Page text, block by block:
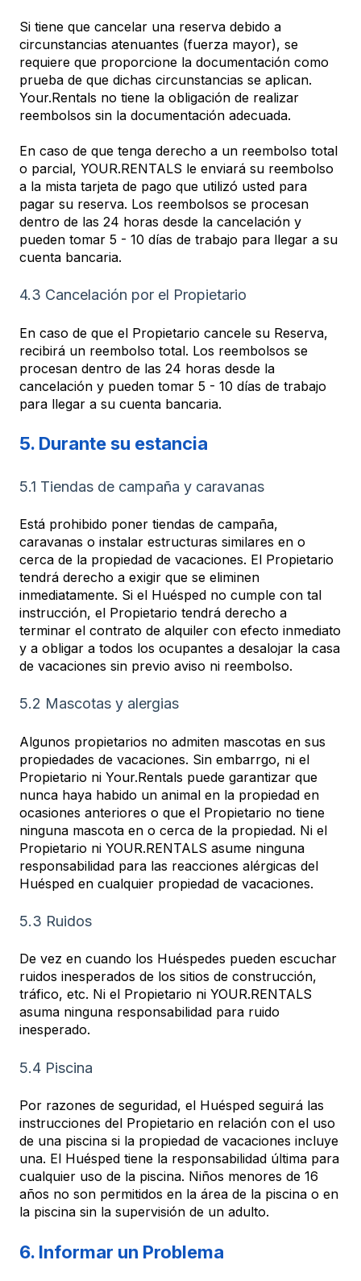
Si tiene que cancelar una reserva debido a
circunstancias atenuantes (fuerza mayor), se
requiere que proporcione la documentación como
prueba de que dichas circunstancias se aplican.
Your.Rentals no tiene la obligación de realizar
reembolsos sin la documentación adecuada.
En caso de que tenga derecho a un reembolso total
o parcial, YOUR.RENTALS le enviará su reembolso
a la mista tarjeta de pago que utilizó usted para
pagar su reserva. Los reembolsos se procesan
dentro de las 24 horas desde la cancelación y
pueden tomar 5 - 10 días de trabajo para llegar a su
cuenta bancaria.
4.3 Cancelación por el Propietario
En caso de que el Propietario cancele su Reserva,
recibirá un reembolso total. Los reembolsos se
procesan dentro de las 24 horas desde la
cancelación y pueden tomar 5 - 10 días de trabajo
para llegar a su cuenta bancaria.
5. Durante su estancia
5.1 Tiendas de campaña y caravanas
Está prohibido poner tiendas de campaña,
caravanas o instalar estructuras similares en o
cerca de la propiedad de vacaciones. El Propietario
tendrá derecho a exigir que se eliminen
inmediatamente. Si el Huésped no cumple con tal
instrucción, el Propietario tendrá derecho a
terminar el contrato de alquiler con efecto inmediato
y a obligar a todos los ocupantes a desalojar la casa
de vacaciones sin previo aviso ni reembolso.
5.2 Mascotas y alergias
Algunos propietarios no admiten mascotas en sus
propiedades de vacaciones. Sin embarrgo, ni el
Propietario ni Your.Rentals puede garantizar que
nunca haya habido un animal en la propiedad en
ocasiones anteriores o que el Propietario no tiene
ninguna mascota en o cerca de la propiedad. Ni el
Propietario ni YOUR.RENTALS asume ninguna
responsabilidad para las reacciones alérgicas del
Huésped en cualquier propiedad de vacaciones.
5.3 Ruidos
De vez en cuando los Huéspedes pueden escuchar
ruidos inesperados de los sitios de construcción,
tráfico, etc. Ni el Propietario ni YOUR.RENTALS
asuma ninguna responsabilidad para ruido
inesperado.
5.4 Piscina
Por razones de seguridad, el Huésped seguirá las
instrucciones del Propietario en relación con el uso
de una piscina si la propiedad de vacaciones incluye
una. El Huésped tiene la responsabilidad última para
cualquier uso de la piscina. Niños menores de 16
años no son permitidos en la área de la piscina o en
la piscina sin la supervisión de un adulto.
6. Informar un Problema